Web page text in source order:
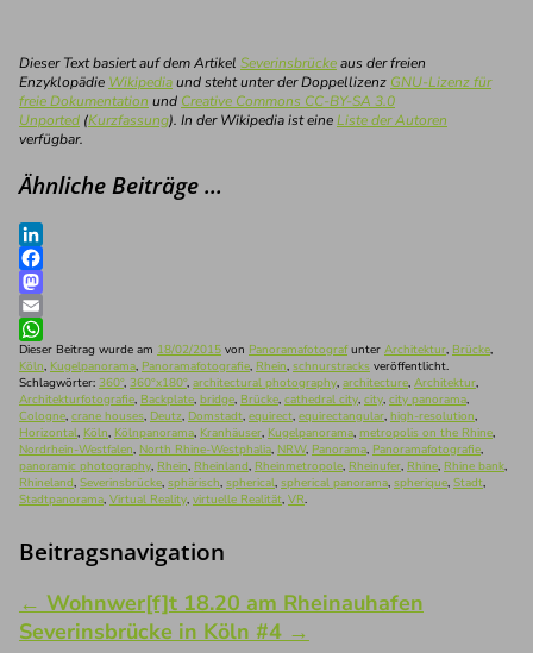
Dieser Text basiert auf dem Artikel Severinsbrückeaus der freien
Enzyklopädie Wikipediaund steht unter der Doppellizenz GNU-Lizenz für
freie Dokumentation und Creative Commons CC-BY-SA 3.0
Unported (Kurzfassung). In der Wikipedia ist eineListe der Autoren
verfügbar.
Ähnliche Beiträge …
LinkedIn
Facebook
Mastodon
Email
WhatsApp
Dieser Beitrag wurde am 18/02/2015 von Panoramafotografunter Architektur, Brücke,
Köln, Kugelpanorama, Panoramafotografie, Rhein, schnurstracks veröffentlicht.
Schlagwörter: 360°, 360°x180°, architectural photography, architecture, Architektur,
Architekturfotografie, Backplate, bridge, Brücke, cathedral city, city, city panorama,
Cologne, crane houses, Deutz, Domstadt, equirect, equirectangular, high-resolution,
Horizontal, Köln, Kölnpanorama, Kranhäuser, Kugelpanorama, metropolis on the Rhine,
Nordrhein-Westfalen, North Rhine-Westphalia, NRW, Panorama, Panoramafotografie,
panoramic photography, Rhein, Rheinland, Rheinmetropole, Rheinufer, Rhine, Rhine bank,
Rhineland, Severinsbrücke, sphärisch, spherical, spherical panorama, spherique, Stadt,
Stadtpanorama, Virtual Reality, virtuelle Realität, VR.
Beitragsnavigation
← Wohnwer[f]t 18.20 am Rheinauhafen
Severinsbrücke in Köln #4 →